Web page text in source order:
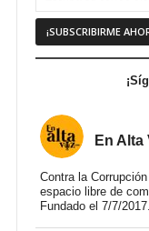
En Alta
Contra la
espacio libre de
Fundado el 7/7/2017.